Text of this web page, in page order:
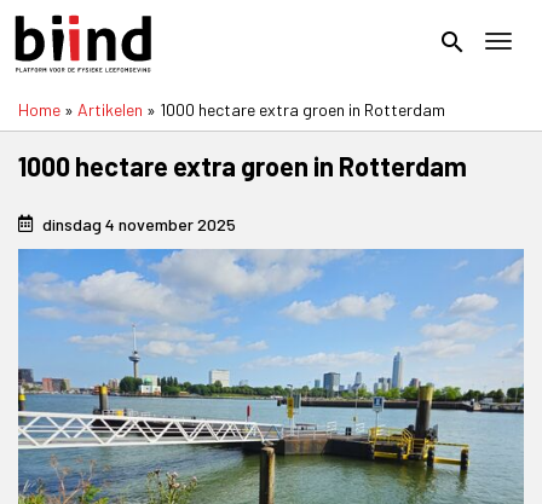
Overslaan
naar
inhoud
search
Home Artikelen 1000 hectare extra groen in Rotterdam
1000 hectare extra groen in Rotterdam
dinsdag 4 november 2025